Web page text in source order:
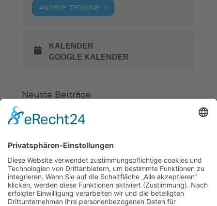
ANDERE TERMINE
KALENDER
GOOGLE KALENDER
Neuste Beiträge
Verein
ab 13 Uhr geschlossen
„Am Ende bekommt jeder ein
Schwimmabzeichen“